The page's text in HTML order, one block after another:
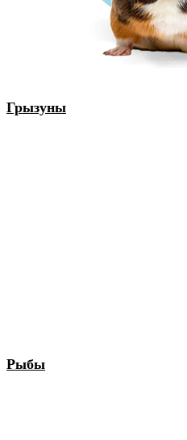
Грызуны
Рыбы